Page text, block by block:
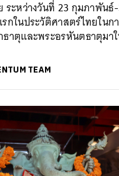
ระหว่างวันที่ 23 กุมภาพันธ์
รกในประวัติศาสตร์ไทยใน
ธาตุและพระอรหันตธาตุมา
TEAM